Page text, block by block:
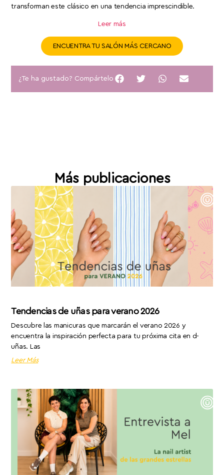
transforman este clásico en una tendencia imprescindible.
Leer más
ENCUENTRA TU SALÓN MÁS CERCANO
¿Te ha gustado? Compártelo
Más publicaciones
Tendencias de uñas para verano 2026
Descubre las manicuras que marcarán el verano 2026 y
encuentra la inspiración perfecta para tu próxima cita en d-
uñas. Las
Leer Más